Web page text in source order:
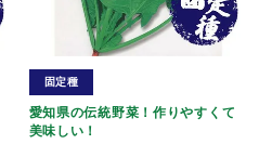
愛知県の伝統野菜！作りやすくて
美味しい！
固定種